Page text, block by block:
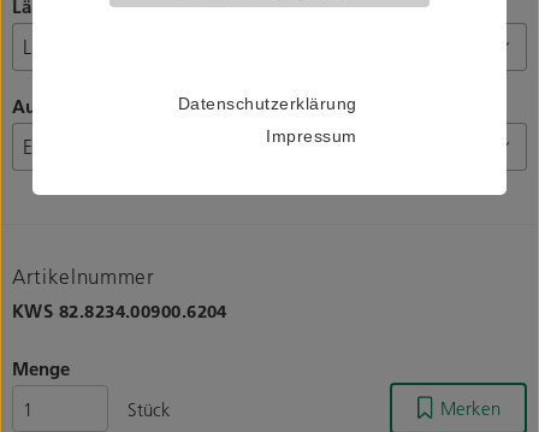
Datenschutzerklärung
Impressum
Länge (L), Anzahl Haken
Ausführung
Artikelnummer
KWS 82.8234.00900.6204
Menge
Stück
Merken